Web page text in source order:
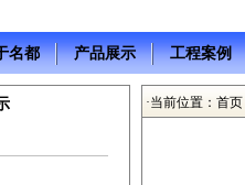
名都 产品展示 工程案例
·当前位置： 首页